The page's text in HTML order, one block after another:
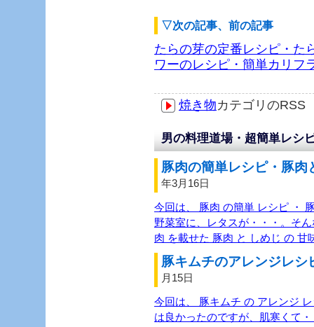
▽次の記事、前の記事
たらの芽の定番レシピ・た
ワーのレシピ・簡単カリフ
焼き物カテゴリの
男の料理道場・超簡単レシ
豚肉の簡単レシピ・豚
年3月16日
今回は、 豚肉 の簡単 レシピ ・
野菜室に、レタスが・・・。そ
肉 を載せた 豚肉 と しめじ の 甘
豚キムチのアレンジレ
月15日
今回は、 豚キムチ の アレンジ
は良かったのですが、肌寒くて